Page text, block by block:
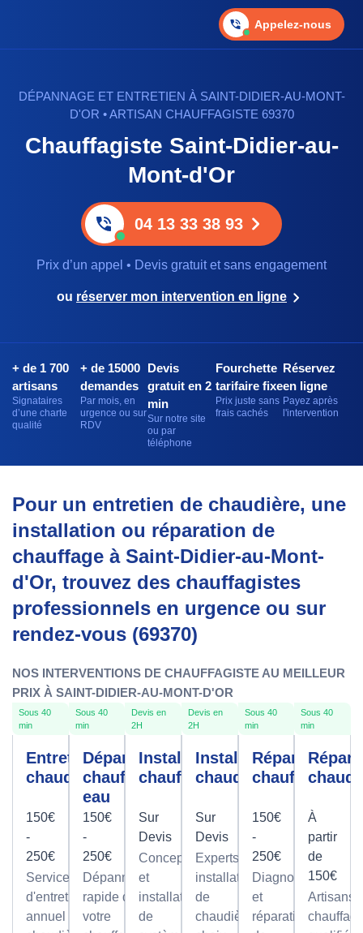
Appelez-nous
DÉPANNAGE ET ENTRETIEN À SAINT-DIDIER-AU-MONT-
D'OR • ARTISAN CHAUFFAGISTE 69370
Chauffagiste Saint-Didier-au-
Mont-d'Or
04 13 33 38 93
Prix d’un appel • Devis gratuit et sans engagement
ou réserver mon intervention en ligne
+ de 1 700
artisans
Signataires
d’une charte
qualité
+ de 15000
demandes
Par mois, en
urgence ou sur
RDV
Devis
gratuit en 2
min
Sur notre site
ou par
téléphone
Fourchette
tarifaire fixe
Prix juste sans
frais cachés
Réservez
en ligne
Payez après
l'intervention
Pour un entretien de chaudière, une
installation ou réparation de
chauffage à Saint-Didier-au-Mont-
d'Or, trouvez des chauffagistes
professionnels en urgence ou sur
rendez-vous (69370)
NOS INTERVENTIONS DE CHAUFFAGISTE AU MEILLEUR
PRIX À SAINT-DIDIER-AU-MONT-D'OR
Sous 40
min
Entretien
chaudière
150€
-
250€
Service
d'entretien
annuel pour
Sous 40
min
Dépannage
chauffe-
eau
150€
-
250€
Dépannage
rapide de
votre
Devis en
2H
Installation
chauffage
Sur
Devis
Conception
et
installation
de
Devis en
2H
Installation
chaudière
Sur
Devis
Experts en
installation
de
chaudières,
Sous 40
min
Réparation
chauffage
150€
-
250€
Diagnostic
et
réparation
Sous 40
min
À
partir
de
150€
Artisans